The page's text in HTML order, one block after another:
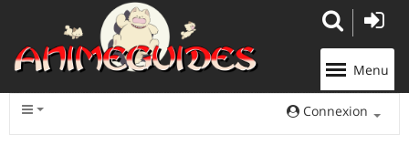
Menu
Connexion
Panneau de gestion des cookies